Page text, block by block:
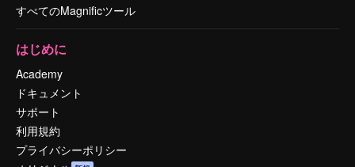
すべてのMagnificツール
はじめに
Academy
ドキュメント
サポート
利用規約
プライバシーポリシー